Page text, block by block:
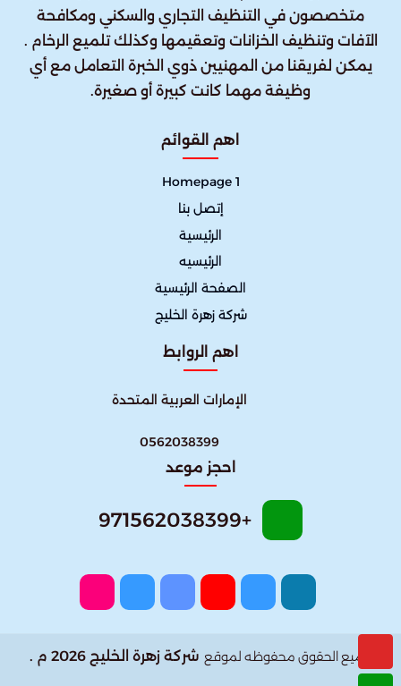
متخصصون في التنظيف التجاري والسكني ومكافحة
الآفات وتنظيف الخزانات وتعقيمها وكذلك تلميع الرخام .
يمكن لفريقنا من المهنيين ذوي الخبرة التعامل مع أي
وظيفة مهما كانت كبيرة أو صغيرة.
اهم القوائم
Homepage 1
إتصل بنا
الرئيسية
الرئيسيه
الصفحة الرئيسية
شركة زهرة الخليج
اهم الروابط
الإمارات العربية المتحدة
0562038399
احجز موعد
+971562038399
جميع الحقوق محفوظه لموقع شركة زهرة الخليج 2026 م .